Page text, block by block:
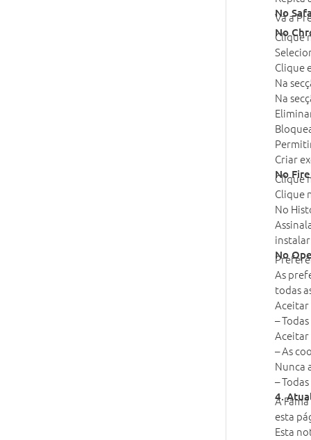
No
Vá a
No
Clique
Clique
Na
Na
Criar
No
Clique
Clique
No
No
As
todas
Aceitar
–
Aceitar
– As
Nunca
–
4.
A
esta
Esta